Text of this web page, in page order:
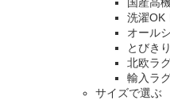
洗濯OK
オール
とびき
北欧ラ
輸入ラ
サイズで選ぶ